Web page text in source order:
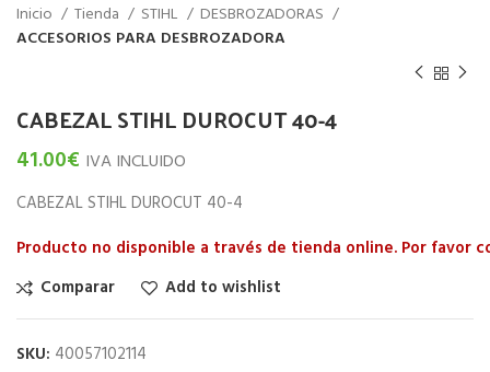
Inicio Tienda STIHL
DESBROZADORAS
ACCESORIOS PARA DESBROZADORA
CABEZAL STIHL DUROCUT 40-4
41.00€ IVA INCLUIDO
CABEZAL STIHL DUROCUT 40-4
Producto no disponible a través de tienda online. Por favor
Comparar
Add to wishlist
SKU: 40057102114